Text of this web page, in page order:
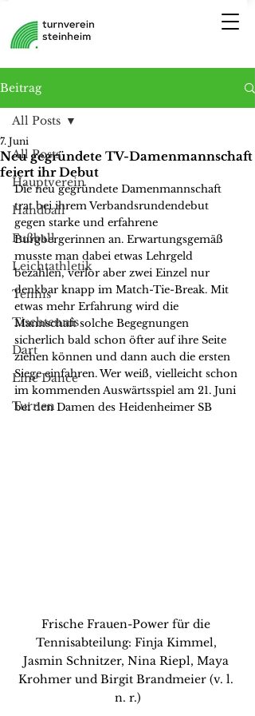
Beitrag
All Posts
Hauptverein
Handball
Fußball
Leichtathletik
Tennis
Tischtennis
Dart
Line Dance
Turnen
All Posts
Neu gegründete TV-Damenmannschaft
feiert ihr Debut
7. Juni
Die neu gegründete Damenmannschaft
trat bei ihrem Verbandsrundendebut
gegen starke und erfahrene
Burgbergerinnen an. Erwartungsgemäß
musste man dabei etwas Lehrgeld
bezahlen, verlor aber zwei Einzel nur
denkbar knapp im Match-Tie-Break. Mit
etwas mehr Erfahrung wird die
Mannschaft solche Begegnungen
sicherlich bald schon öfter auf ihre Seite
ziehen können und dann auch die ersten
Siege einfahren. Wer weiß, vielleicht schon
im kommenden Auswärtsspiel am 21. Juni
bei den Damen des Heidenheimer SB
Frische Frauen-Power für die
Tennisabteilung: Finja Kimmel,
Jasmin Schnitzer, Nina Riepl, Maya
Krohmer und Birgit Brandmeier (v. l.
n. r.)